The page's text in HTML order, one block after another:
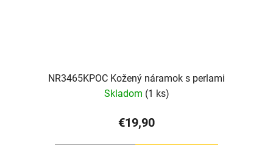
NR3465KPOC Kožený náramok s perlami
Skladom (1 ks)
€19,90